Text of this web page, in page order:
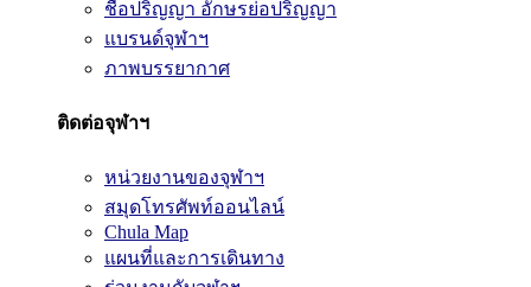
ชื่อปริญญา อักษรย่อปริญญา
แบรนด์จุฬาฯ
ภาพบรรยากาศ
ติดต่อจุฬาฯ
หน่วยงานของจุฬาฯ
สมุดโทรศัพท์ออนไลน์
Chula Map
แผนที่และการเดินทาง